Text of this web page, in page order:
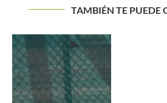
TAMBIÉN TE PUEDE